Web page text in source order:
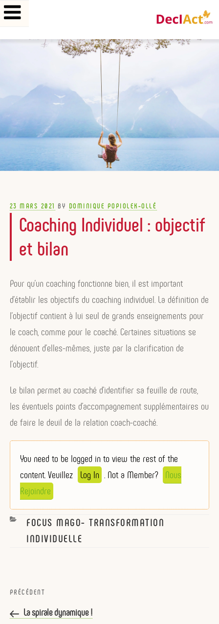
principal
POSTED
23 MARS 2021 BY DOMINIQUE POPIOLEK-OLLÉ
Coaching Individuel : objectif
et bilan
Pour qu’un coaching fonctionne bien, il est important
d’établir les objectifs du coaching individuel. La définition de
l’objectif contient à lui seul de grands enseignements pour
le coach, comme pour le coaché. Certaines situations se
dénouent d’elles-mêmes, juste par la clarification de
l’objectif.
Le bilan permet au coaché d’identifier sa feuille de route,
les éventuels points d’accompagnement supplémentaires ou
de faire le deuil de la relation coach-coaché.
You need to be logged in to view the rest of the
content. Veuillez
Log In . Not a Member?
Nous
Rejoindre
CATEGORIES
FOCUS MAGO- TRANSFORMATION
INDIVIDUELLE
de
l’article
Article
précédent
PRÉCÉDENT
La spirale dynamique !